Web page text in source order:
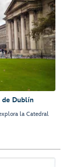
de Dublín
la Catedral